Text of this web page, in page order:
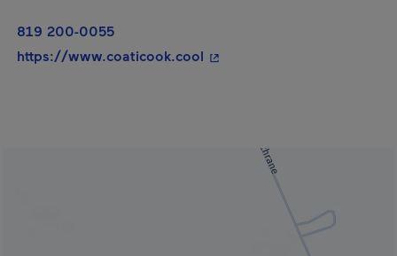
819 200-0055
https://www.coaticook.cool - Cet hyperlien s'ouvrira